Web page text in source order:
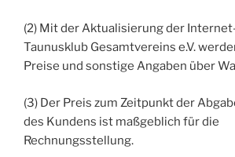
(2) Mit der Aktualisierung der
Taunusklub Gesamtvereins e.V.
Preise und sonstige Angaben über
(3) Der Preis zum Zeitpunkt der
des Kundens ist maßgeblich für die
Rechnungsstellung.